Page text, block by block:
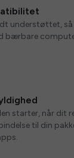
understøttet, så
bærbare
starter, når dit
til din